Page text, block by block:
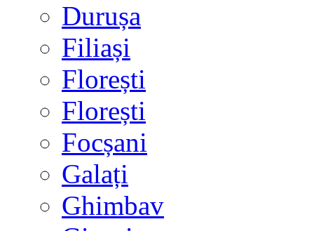
Durușa
Filiași
Florești
Florești
Focșani
Galați
Ghimbav